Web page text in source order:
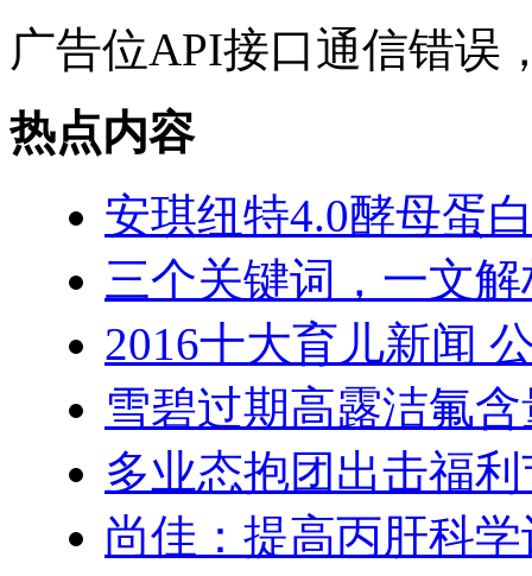
广告位API接口通信错误
热点内容
安琪纽特4.0酵母蛋
三个关键词，一文
2016十大育儿新闻
雪碧过期高露洁氟
多业态抱团出击福
尚佳：提高丙肝科